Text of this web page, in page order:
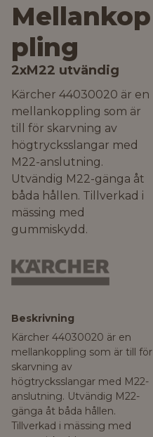
Mellankop
pling
2xM22 utvändig
Kärcher 44030020 är en
mellankoppling som är
till för skarvning av
högtrycksslangar med
M22-anslutning.
Utvändig M22-gänga åt
båda hållen. Tillverkad i
mässing med
gummiskydd.
Beskrivning
Kärcher 44030020 är en
mellankoppling som är till för
skarvning av
högtrycksslangar med M22-
anslutning. Utvändig M22-
gänga åt båda hållen.
Tillverkad i mässing med